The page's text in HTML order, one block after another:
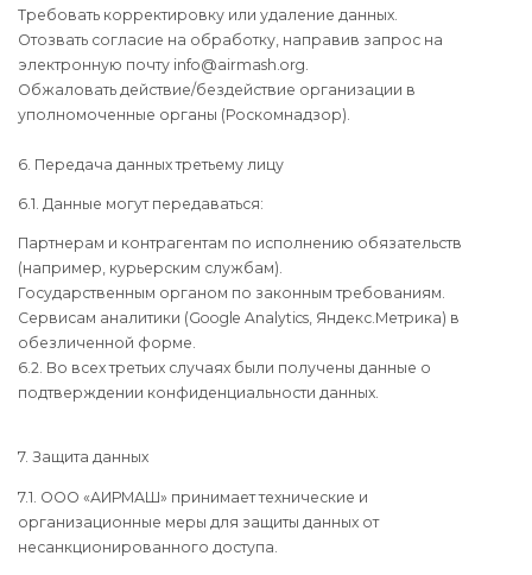
Требовать корректировку или удаление данных.
Отозвать согласие на обработку, направив запрос на
электронную почту info@airmash.org.
Обжаловать действие/бездействие организации в
уполномоченные органы (Роскомнадзор).
6. Передача данных третьему лицу
6.1. Данные могут передаваться:
Партнерам и контрагентам по исполнению обязательств
(например, курьерским службам).
Государственным органом по законным требованиям.
Сервисам аналитики (Google Analytics, Яндекс.Метрика) в
обезличенной форме.
6.2. Во всех третьих случаях были получены данные о
подтверждении конфиденциальности данных.
7. Защита данных
7.1. ООО «АИРМАШ» принимает технические и
организационные меры для защиты данных от
несанкционированного доступа.